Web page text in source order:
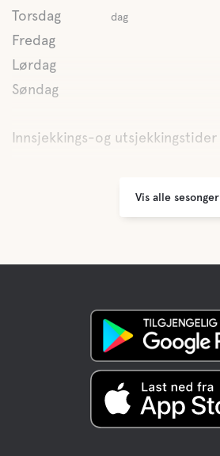
Torsdag
dag
Fredag
Lørdag
Søndag
Innsjekkings-og utsjekkingstider
Vis alle sesonger